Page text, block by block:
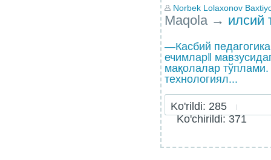
Norbek Lolaxonov
Maqola → илсий
―Касбий
ечимлар‖
мақолалар
технологиял...
Ko'rildi: 285
Ko'chirildi: 371